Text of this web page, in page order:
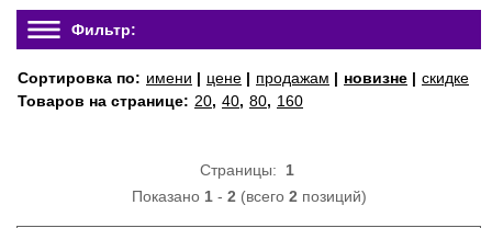
Фильтр:
Сортировка по: имени | цене | продажам | новизне | скидке
Товаров на странице: 20, 40, 80, 160
Страницы: 1
Показано 1- 2 (всего 2 позиций)